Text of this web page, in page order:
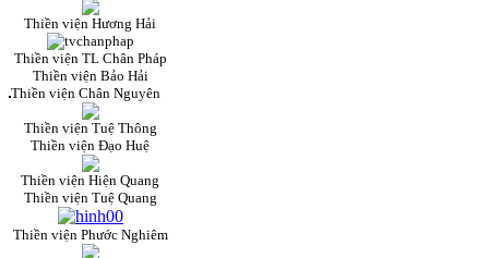
Thiền viện Hương Hải
Thiền viện TL Chân Pháp
Thiền viện Bảo Hải
Thiền viện Chân Nguyên
Thiền viện Tuệ Thông
Thiền viện Đạo Huệ
Thiền viện Hiện Quang
Thiền viện Tuệ Quang
Thiền viện Phước Nghiêm